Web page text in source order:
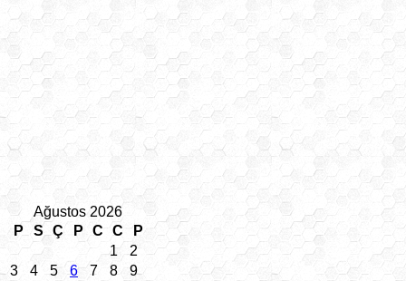
Ağustos 2026
P
S Ç P C C
P
1
2
3
4 5 6 7 8
9